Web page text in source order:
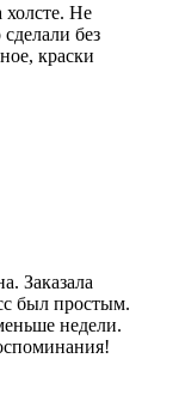
холсте. Не
без
краски
Заказала
был простым.
недели.